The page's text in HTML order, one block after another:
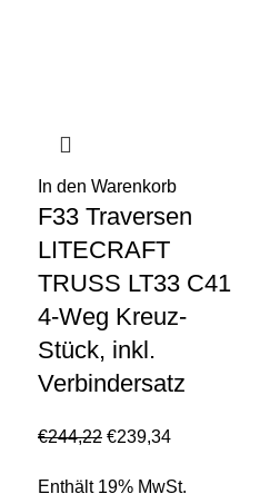
In den Warenkorb
F33 Traversen
LITECRAFT
TRUSS LT33 C41
4-Weg Kreuz-
Stück, inkl.
Verbindersatz
€244,22 €239,34
Enthält 19% MwSt.